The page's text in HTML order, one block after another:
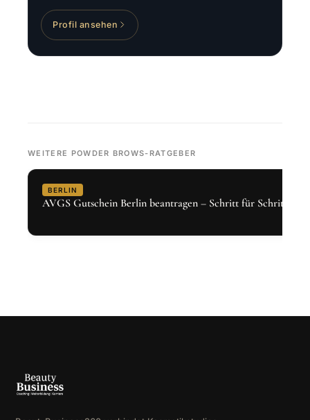
Profil ansehen
WEITERE POWDER BROWS-RATGEBER
BERLIN
AVGS Gutschein Berlin beantragen – Schritt für Schritt 2026